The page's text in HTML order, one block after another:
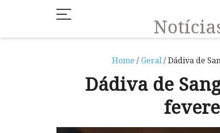
Home / Geral/ Dádiva de
Dádiva de